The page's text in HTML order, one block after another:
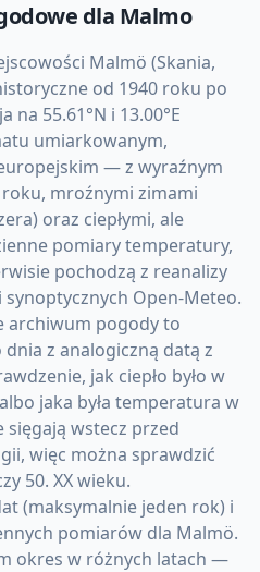
dla Malmo
Malmö (Skania,
od 1940 roku po
na 55.61°N i 13.00°E
umiarkowanym,
— z wyraźnym
mroźnymi zimami
oraz ciepłymi, ale
pomiary temperatury,
pochodzą z reanalizy
synoptycznych Open-Meteo.
archiwum pogody to
z analogiczną datą z
jak ciepło było w
jaka była temperatura w
sięgają wstecz przed
więc można sprawdzić
50. XX wieku.
(maksymalnie jeden rok) i
pomiarów dla Malmö.
okres w różnych latach —